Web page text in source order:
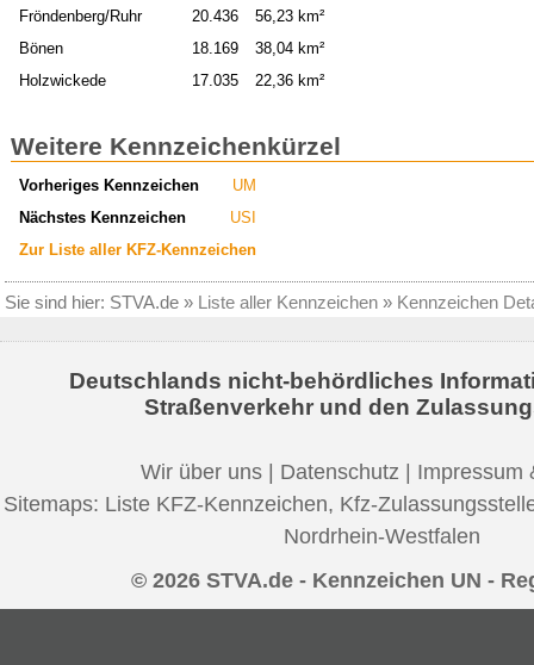
Fröndenberg/Ruhr
20.436
56,23 km²
Bönen
18.169
38,04 km²
Holzwickede
17.035 22,36 km²
Weitere Kennzeichenkürzel
Vorheriges Kennzeichen
UM
Nächstes Kennzeichen
USI
Zur Liste aller KFZ-Kennzeichen
Sie sind hier: STVA.de » Liste aller Kennzeichen » Kennzeichen
Deutschlands nicht-behördliches
Straßenverkehr und den
Wir über uns | Datenschutz | Impressum
Sitemaps: Liste KFZ-Kennzeichen, Kfz-
Nordrhein-Westfalen
© 2026 STVA.de - Kennzeichen UN -